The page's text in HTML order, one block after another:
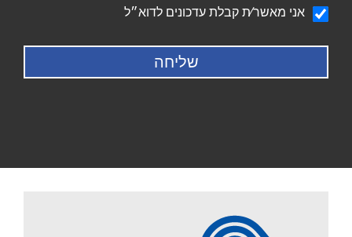
הודעהאני מאשר∕ת קבלת עדכונים לדוא״ל